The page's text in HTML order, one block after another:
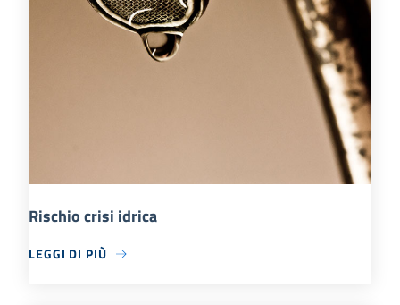
Rischio crisi idrica
LEGGI DI PIÙ